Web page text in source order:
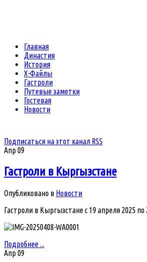
Главная
Династия
История
Х-Файлы
Гастроли
Путевые заметки
Гостевая
Новости
Подписаться на этот канал RSS
Апр09
Гастроли в Кыргызстане
Опубликовано в Новости
Гастроли в Кыргызстане с 19 апреля 2025 по
Подробнее ...
Апр09